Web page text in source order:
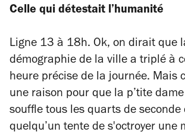
Celle qui détestait l’humanité
Ligne 13 à 18h. Ok, on dirait que
démographie de la ville a triplé à
heure précise de la journée. Mais
une raison pour que la p’tite
souffle tous les quarts de seconde
quelqu’un tente de s'octroyer une